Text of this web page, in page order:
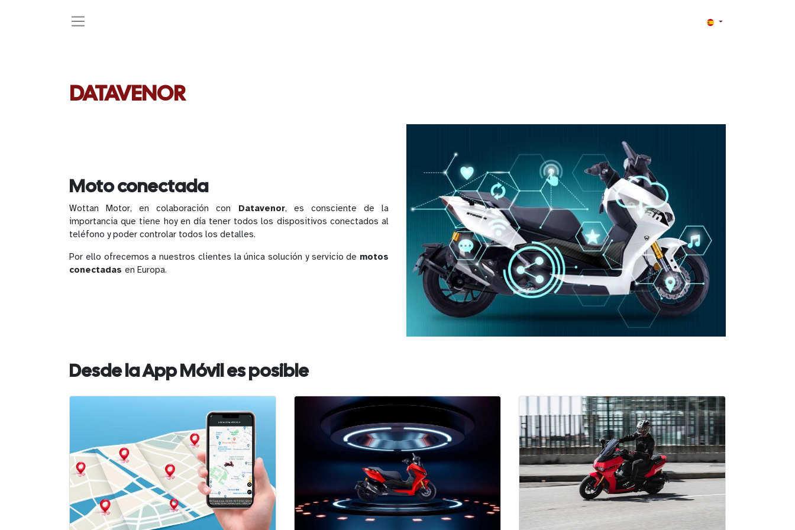
DATAVENOR
Moto conectada
Wottan Motor, en colaboración con Datavenor, es consciente de la
importancia que tiene hoy en día tener todos los dispositivos conectados al
teléfono y poder controlar todos los detalles.
Por ello ofrecemos a nuestros clientes la única solución y servicio de motos
conectadas en Europa.
Desde la App Móvil es posible